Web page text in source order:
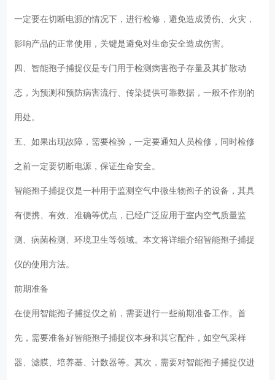
一定要在切断电源的情况下，进行检修，避免造成烫伤、火灾，
影响产品的正常使用，关键是避免对生命安全造成伤害。
四、智能孢子捕捉仪是专门用于检测病害孢子存量及其扩散动
态，为预测和预防病害流行、传染提供可靠数据，一般不作别的
用处。
五、如果出现故障，需要检验，一定要通知人员检修，同时检修
之前一定要切断电源，保证生命安全。
智能孢子捕捉仪是一种用于监测空气中微生物孢子的设备，其具
有便携、有效、准确等优点，已经广泛应用于室内空气质量监
测、病菌检测、环境卫生等领域。本文将详细介绍智能孢子捕捉
仪的使用方法。
前期准备
在使用智能孢子捕捉仪之前，需要进行一些前期准备工作。首
先，需要准备好智能孢子捕捉仪本身和其它配件，如空气采样
器、滤膜、培养基、计数器等。其次，需要对智能孢子捕捉仪进